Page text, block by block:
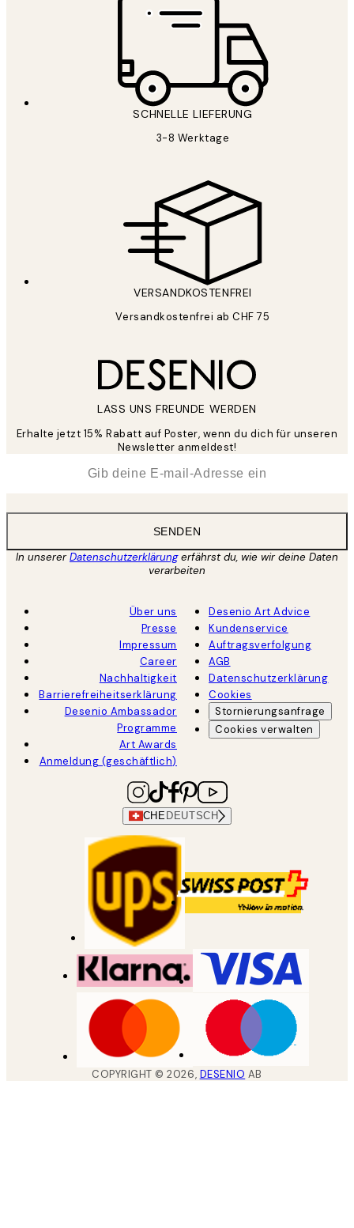
SCHNELLE LIEFERUNG
3-8 Werktage
VERSANDKOSTENFREI
Versandkostenfrei ab CHF 75
LASS UNS FREUNDE WERDEN
Erhalte jetzt 15% Rabatt auf Poster, wenn du dich für unseren
Newsletter anmeldest!
SENDEN
In unsererDatenschutzerklärungerfährst du, wie wir deine Daten
verarbeiten
Über uns
Presse
Impressum
Career
Nachhaltigkeit
Barrierefreiheitserklärung
Desenio Ambassador
Programme
Art Awards
Anmeldung (geschäftlich)
Desenio Art Advice
Kundenservice
Auftragsverfolgung
AGB
Datenschutzerklärung
Cookies
Stornierungsanfrage
Cookies verwalten
CHE DEUTSCH
COPYRIGHT ©2026, DESENIO AB